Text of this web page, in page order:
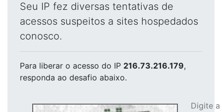
Seu IP fez diversas tentativas de
acessos suspeitos a sites hospedados
conosco.
Para liberar o acesso do IP 216.73.216.179,
responda ao desafio abaixo.
Digite